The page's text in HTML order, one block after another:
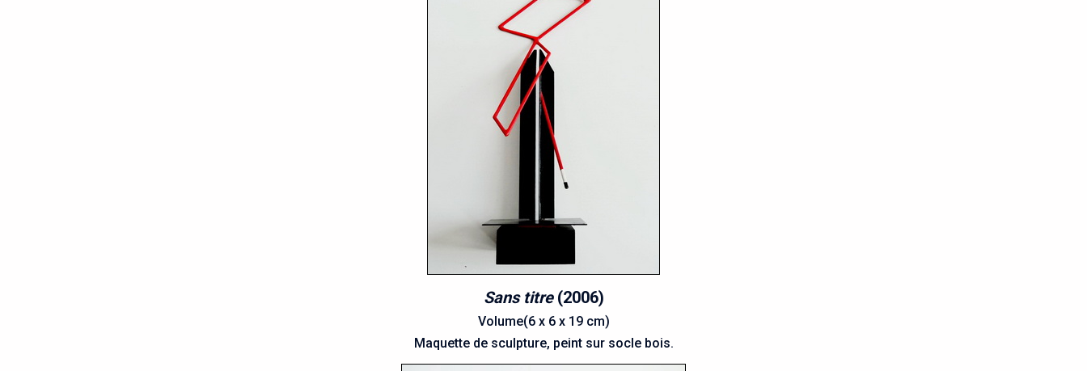
Sans titre(2006)
Volume(6 x 6 x 19 cm)
Maquette de sculpture, peint sur socle bois.